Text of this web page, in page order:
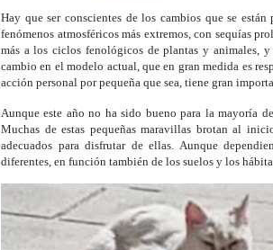
Hay que ser conscientes de los cambios que se
fenómenos atmosféricos más extremos, con sequías
más a los ciclos fenológicos de plantas y animales,
cambio en el modelo actual, que en gran medida es
acción personal por pequeña que sea, tiene gran
Aunque este año no ha sido bueno para la mayoría
Muchas de estas pequeñas maravillas brotan al
adecuados para disfrutar de ellas. Aunque
diferentes, en función también de los suelos y los